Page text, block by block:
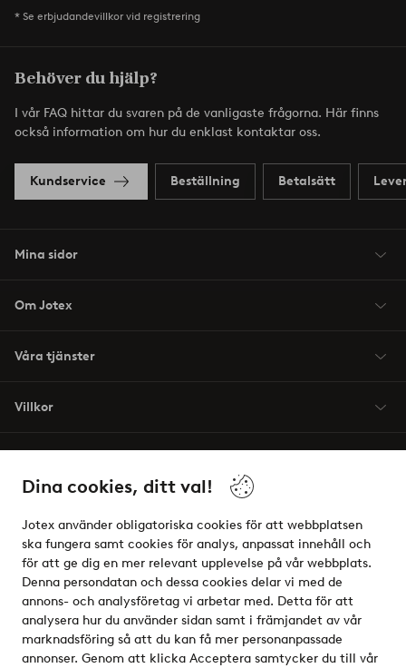
Dina cookies, ditt val!
Jotex använder obligatoriska cookies för att webbplatsen
ska fungera samt cookies för analys, anpassat innehåll och
för att ge dig en mer relevant upplevelse på vår webbplats.
Denna persondatan och dessa cookies delar vi med de
annons- och analysföretag vi arbetar med. Detta för att
analysera hur du använder sidan samt i främjandet av vår
marknadsföring så att du kan få mer personanpassade
annonser. Genom att klicka Acceptera samtycker du till vår
* Se erbjudandevillkor vid registrering
Behöver du hjälp?
I vår FAQ hittar du svaren på de vanligaste frågorna. Här finns
också information om hur du enklast kontaktar oss.
Kundservice Beställning Betalsätt
Mina sidor
Om Jotex
Våra tjänster
Villkor
Säkra betalningar - Betala direkt eller dela upp
Vill du veta mer om våra betalalternativ?
elpy